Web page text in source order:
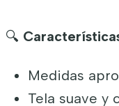
🔍
Medidas
Tela suave y